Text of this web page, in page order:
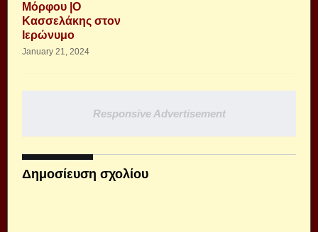
Μόρφου |Ο
Κασσελάκης στον
Ιερώνυμο
January 21, 2024
Responsive Advertisement
Δημοσίευση σχολίου